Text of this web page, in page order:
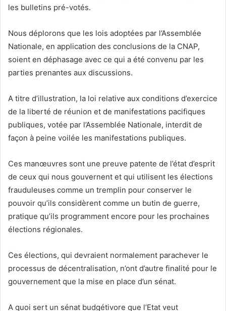
les bulletins pré-votés.
Nous déplorons que les lois adoptées par l’Assemblée
Nationale, en application des conclusions de la CNAP,
soient en déphasage avec ce qui a été convenu par les
parties prenantes aux discussions.
A titre d’illustration, la loi relative aux conditions d’exercice
de la liberté de réunion et de manifestations pacifiques
publiques, votée par l’Assemblée Nationale, interdit de
façon à peine voilée les manifestations publiques.
Ces manœuvres sont une preuve patente de l’état d’esprit
de ceux qui nous gouvernent et qui utilisent les élections
frauduleuses comme un tremplin pour conserver le
pouvoir qu’ils considèrent comme un butin de guerre,
pratique qu’ils programment encore pour les prochaines
élections régionales.
Ces élections, qui devraient normalement parachever le
processus de décentralisation, n’ont d’autre finalité pour le
gouvernement que la mise en place d’un sénat.
A quoi sert un sénat budgétivore que l’Etat veut